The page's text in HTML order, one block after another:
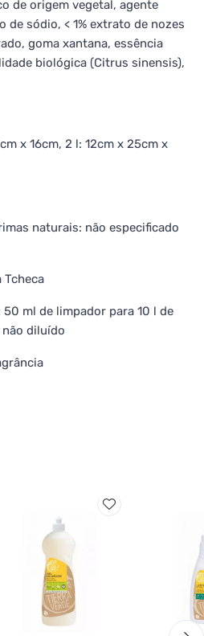
de origem vegetal, agente
de sódio, < 1% extrato de nozes
goma xantana, essência
biológica (Citrus sinensis),
x 16cm, 2 l: 12cm x 25cm x
naturais: não especificado
Tcheca
ml de limpador para 10 l de
diluído